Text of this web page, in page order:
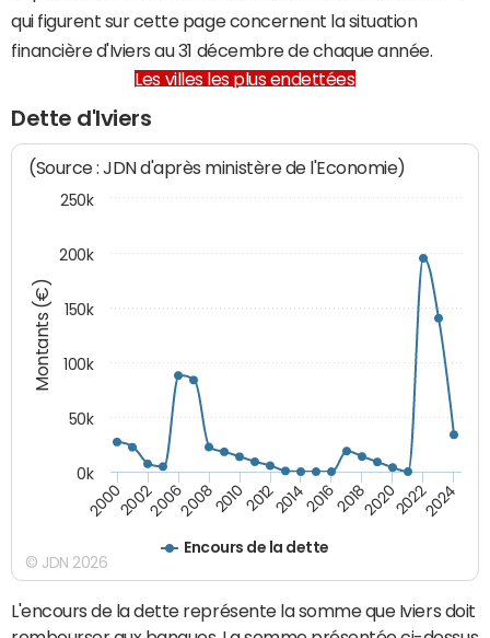
qui figurent sur cette page concernent la situation
financière d'Iviers au 31 décembre de chaque année.
Les villes les plus endettées
Dette d'Iviers
Montants (€)
(Source : JDN d'après ministère de l'Economie)
Encours de la dette
200020022006200820102012201420162018202020222024
0k
50k
100k
150k
200k
250k
© JDN 2026
L'encours de la dette représente la somme que Iviers doit